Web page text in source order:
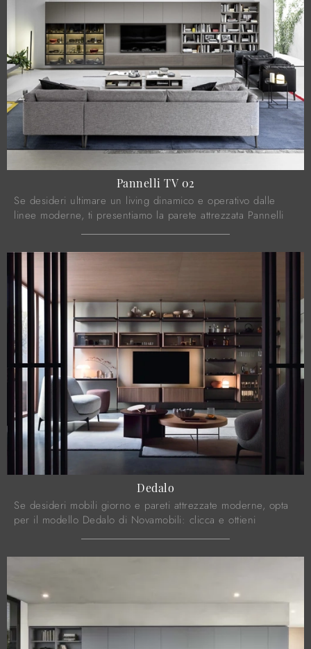
Pannelli TV 02
Se desideri ultimare un living dinamico e operativo dalle
linee moderne, ti presentiamo la parete attrezzata Pannelli
Dedalo
Se desideri mobili giorno e pareti attrezzate moderne, opta
per il modello Dedalo di Novamobili: clicca e ottieni